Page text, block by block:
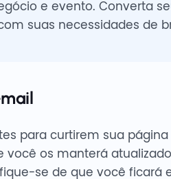
e evento. Converta
suas necessidades de
para curtirem sua
os manterá
se de que você ficará